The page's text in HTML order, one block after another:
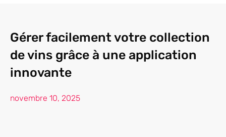
Gérer facilement votre collection
de vins grâce à une application
innovante
novembre 10, 2025